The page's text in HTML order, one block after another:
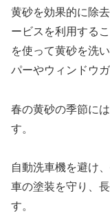
黄砂を効果的に除
ービスを利用する
を使って黄砂を洗
パーやウィンドウ
春の黄砂の季節に
す。
自動洗車機を避け
車の塗装を守り、
す。